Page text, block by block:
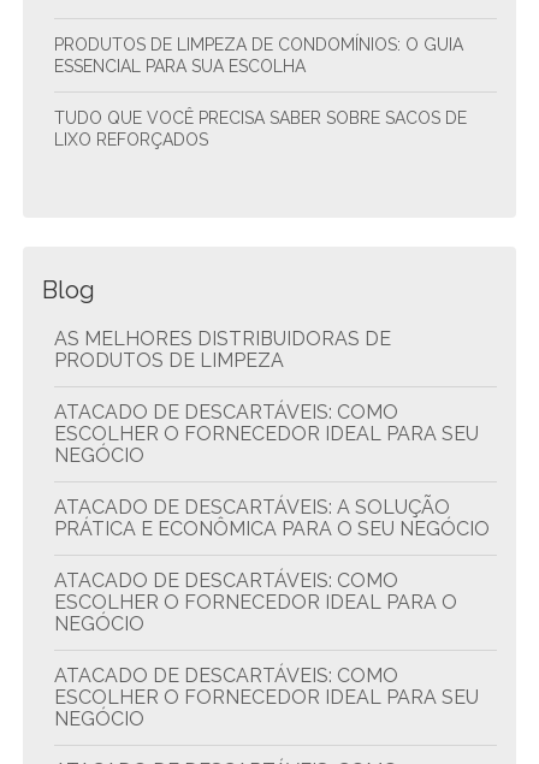
PRODUTOS DE LIMPEZA DE CONDOMÍNIOS: O GUIA
ESSENCIAL PARA SUA ESCOLHA
TUDO QUE VOCÊ PRECISA SABER SOBRE SACOS DE
LIXO REFORÇADOS
Blog
AS MELHORES DISTRIBUIDORAS DE
PRODUTOS DE LIMPEZA
ATACADO DE DESCARTÁVEIS: COMO
ESCOLHER O FORNECEDOR IDEAL PARA SEU
NEGÓCIO
ATACADO DE DESCARTÁVEIS: A SOLUÇÃO
PRÁTICA E ECONÔMICA PARA O SEU NEGÓCIO
ATACADO DE DESCARTÁVEIS: COMO
ESCOLHER O FORNECEDOR IDEAL PARA O
NEGÓCIO
ATACADO DE DESCARTÁVEIS: COMO
ESCOLHER O FORNECEDOR IDEAL PARA SEU
NEGÓCIO